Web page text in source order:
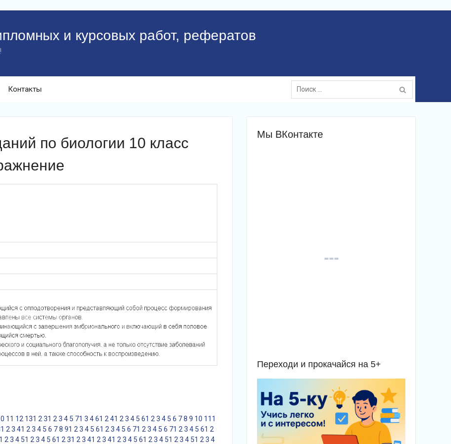
и курсовых работ, рефератов
Контакты
Поиск:
по биологии 10 класс
11 12 131 2 31 2 3 4 5 71 3 461 2 41 2 3 4 5 61 2 3 4 5 6 78 9 10 11 1
1 2 3 41 2 3 4 5 6 78 91 2 3 4 5 61 2 3 4 5 6 71 2 3 4 5 6 71 2 3 4 5 61 2
1 2 3 4 51 2 3 4 5 61 2 31 2 3 41 2 3 41 2 3 4 5 61 2 3 4 51 2 3 4 51 2 3 4
Мы ВКонтакте
Переходи и прокачайся на 5+